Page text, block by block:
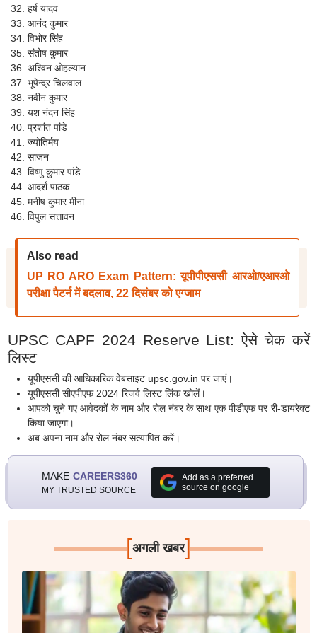
हर्ष यादव
आनंद कुमार
विभोर सिंह
संतोष कुमार
अश्विन ओहल्यान
भूपेन्द्र चिलवाल
नवीन कुमार
यश नंदन सिंह
प्रशांत पांडे
ज्योतिर्मय
साजन
विष्णु कुमार पांडे
आदर्श पाठक
मनीष कुमार मीना
विपुल सत्तावन
Also read
UP RO ARO Exam Pattern: यूपीपीएससी आरओ/एआरओ
परीक्षा पैटर्न में बदलाव, 22 दिसंबर को एग्जाम
UPSC CAPF 2024 Reserve List: ऐसे चेक करें
लिस्ट
यूपीएससी की आधिकारिक वेबसाइट upsc.gov.in पर जाएं।
यूपीएससी सीएपीएफ 2024 रिजर्व लिस्ट लिंक खोलें।
आपको चुने गए आवेदकों के नाम और रोल नंबर के साथ एक पीडीएफ पर री-डायरेक्ट
किया जाएगा।
अब अपना नाम और रोल नंबर सत्यापित करें।
MAKE CAREERS360
MY TRUSTED SOURCE
Add as a preferred
source on google
[अगली खबर]